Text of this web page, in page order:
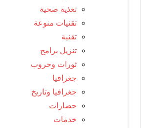
تغذية صحية
تقنيات منوعة
تقنية
تنزيل برامج
ثورات وحروب
جغرافيا
جغرافيا وتاريخ
حضارات
خدمات